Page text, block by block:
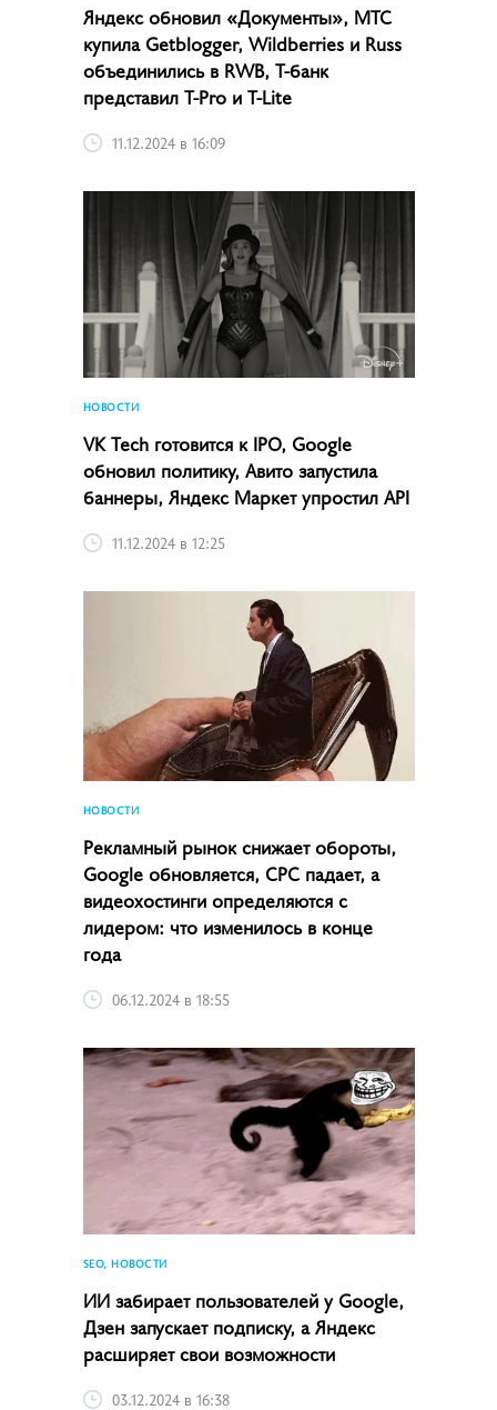
Яндекс обновил «Документы», МТС
купила Getblogger, Wildberries и Russ
объединились в RWB, Т-банк
представил T-Pro и T-Lite
11.12.2024 в 16:09
НОВОСТИ
VK Tech готовится к IPO, Google
обновил политику, Авито запустила
баннеры, Яндекс Маркет упростил API
11.12.2024 в 12:25
НОВОСТИ
Рекламный рынок снижает обороты,
Google обновляется, CPC падает, а
видеохостинги определяются с
лидером: что изменилось в конце
года
06.12.2024 в 18:55
SEO, НОВОСТИ
ИИ забирает пользователей у Google,
Дзен запускает подписку, а Яндекс
расширяет свои возможности
03.12.2024 в 16:38